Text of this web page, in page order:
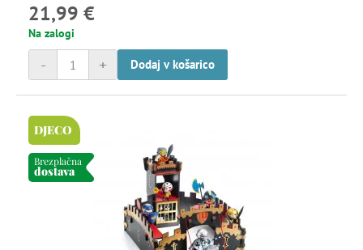
vrste zelenjave.
21,99 €
Na zalogi
+
- Dodaj v košarico
DJECO
Brezplačna
dostava